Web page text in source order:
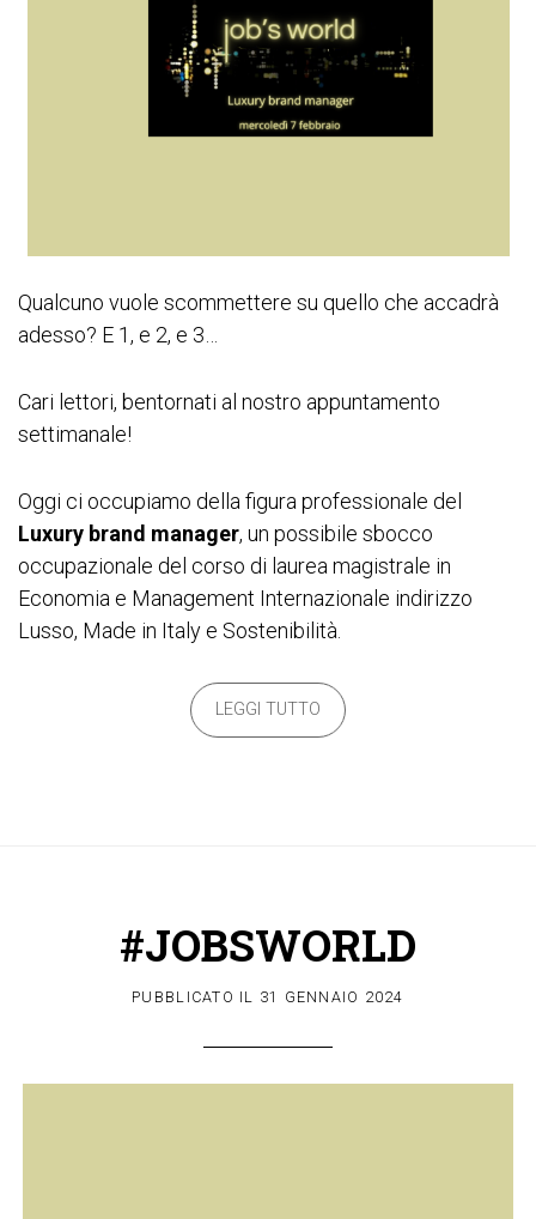
Qualcuno vuole scommettere su quello che accadrà
adesso? E 1, e 2, e 3…
Cari lettori, bentornati al nostro appuntamento
settimanale!
Oggi ci occupiamo della figura professionale del
Luxury brand manager, un possibile sbocco
occupazionale del corso di laurea magistrale in
Economia e Management Internazionale indirizzo
Lusso, Made in Italy e Sostenibilità.
LEGGI TUTTO
#JOBSWORLD
PUBBLICATO IL 31 GENNAIO 2024